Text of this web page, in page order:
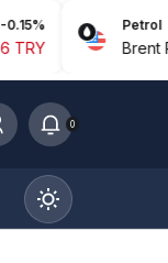
Petrol
Brent Petrol
0